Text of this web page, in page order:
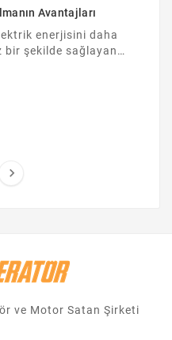
Avantajları
enerjisini daha
bir şekilde sağlayan

ve Motor Satan Şirketi